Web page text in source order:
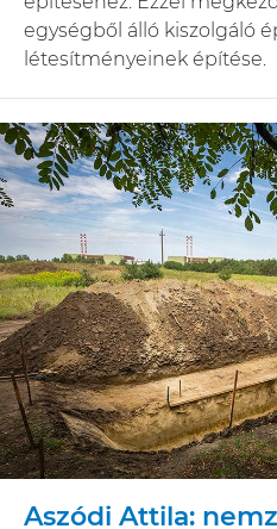
egységből álló kiszolgáló
létesítményeinek építése.
Aszódi Attila: